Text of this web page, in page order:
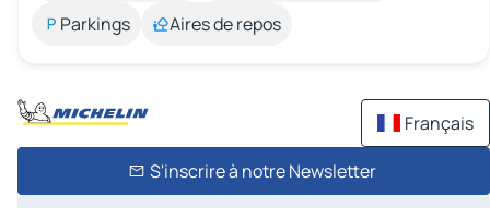
Parkings
Aires de repos
Français
S'inscrire à notre Newsletter